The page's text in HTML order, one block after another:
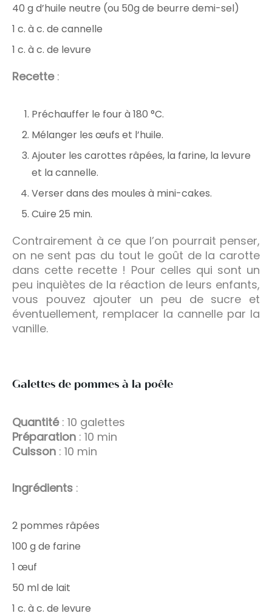
40 g d’huile neutre (ou 50g de beurre demi-sel)
1 c. à c. de cannelle
1 c. à c. de levure
Recette:
Préchauffer le four à 180 °C.
Mélanger les œufs et l’huile.
Ajouter les carottes râpées, la farine, la levure
et la cannelle.
Verser dans des moules à mini-cakes.
Cuire 25 min.
Contrairement à ce que l’on pourrait penser,
on ne sent pas du tout le goût de la carotte
dans cette recette ! Pour celles qui sont un
peu inquiètes de la réaction de leurs enfants,
vous pouvez ajouter un peu de sucre et
éventuellement, remplacer la cannelle par la
vanille.
Galettes de pommes à la poêle
Quantité: 10 galettes
Préparation : 10 min
Cuisson : 10 min
Ingrédients :
2 pommes râpées
100 g de farine
1 œuf
50 ml de lait
1 c. à c. de levure